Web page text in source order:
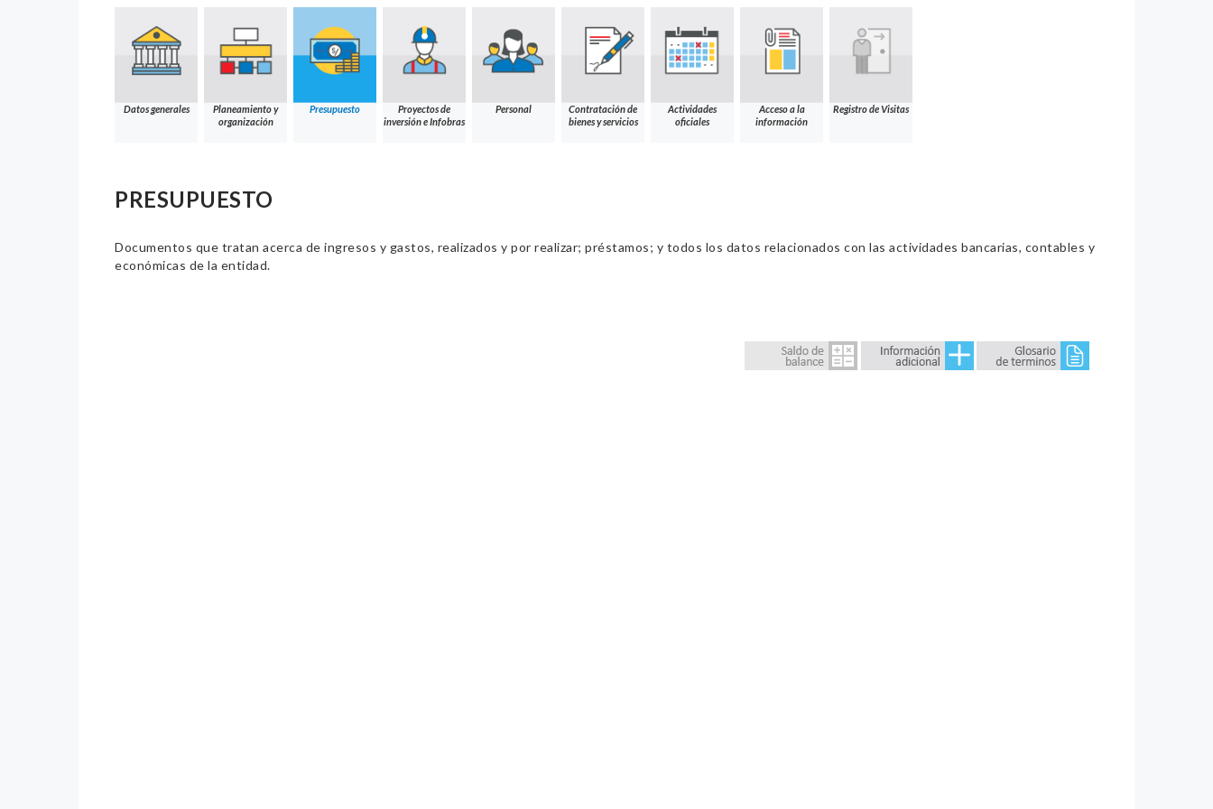
Datos generales
Planeamiento y
organización
Presupuesto
Proyectos de
inversión e Infobras
Personal
Contratación de
bienes y servicios
Actividades
oficiales
Acceso a la
información
Registro de Visitas
PRESUPUESTO
Documentos que tratan acerca de ingresos y gastos, realizados y por realizar; préstamos; y todos los datos relacionados con las actividades bancarias, contables y
económicas de la entidad.